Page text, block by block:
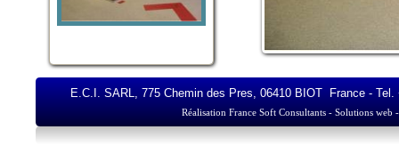
E.C.I. SARL, 775 Chemin des Pres, 06410 BIOT France -
Réalisation France Soft Consultants - Solutions